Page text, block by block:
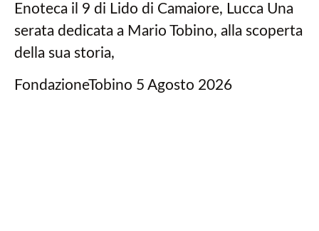
Enoteca il 9 di Lido di Camaiore, Lucca Una
serata dedicata a Mario Tobino, alla scoperta
della sua storia,
FondazioneTobino 5 Agosto 2026